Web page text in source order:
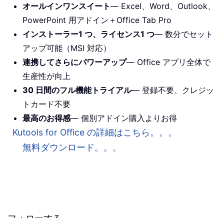
オールインワンスイート— Excel、Word、Outlook、
PowerPoint 用アドイン＋Office Tab Pro
インストーラー1 つ、ライセンス1 つ— 数分でセット
アップ可能（MSI 対応）
連携してさらにパワーアップ— Office アプリ全体で
生産性が向上
30 日間のフル機能トライアル— 登録不要、クレジッ
トカード不要
最高のお得感— 個別アドイン購入よりお得
Kutools for Office の詳細はこちら。。。
無料ダウンロード。。。